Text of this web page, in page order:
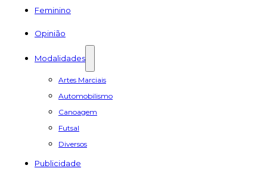
Feminino
Opinião
Modalidades
Artes Marciais
Automobilismo
Canoagem
Futsal
Diversos
Publicidade